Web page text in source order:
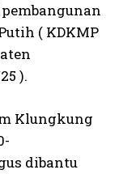
( KDKMP
).
Klungkung
dibantu